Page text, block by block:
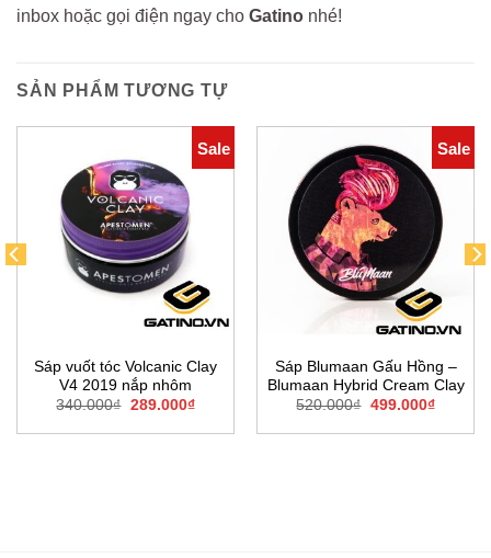
inbox hoặc gọi điện ngay cho Gatino nhé!
SẢN PHẨM TƯƠNG TỰ
Sale
Sáp vuốt tóc Volcanic Clay
V4 2019 nắp nhôm
340.000₫ Giá
là:
289.000₫Giá
tại
Sale
Sáp Blumaan Gấu Hồng –
Blumaan Hybrid Cream Clay
520.000₫ Giá
là:
499.000₫Giá
tại